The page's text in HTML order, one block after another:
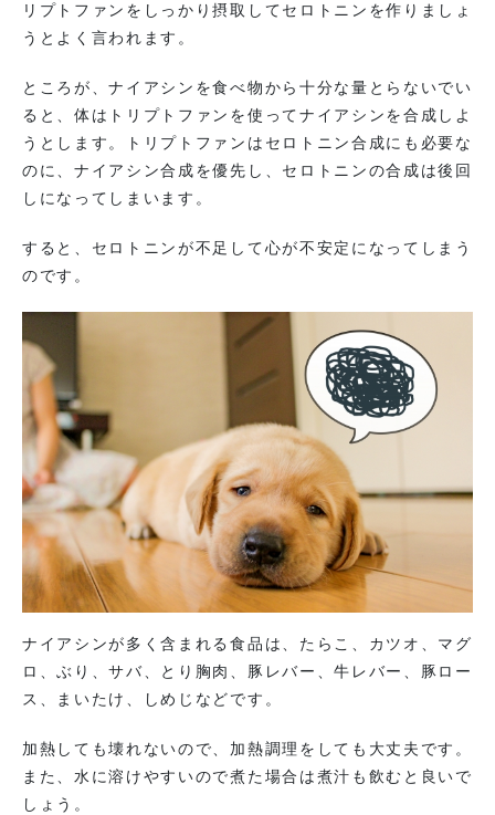
リプトファンをしっかり摂取してセロトニンを作りましょ
うとよく言われます。
ところが、ナイアシンを食べ物から十分な量とらないでい
ると、体はトリプトファンを使ってナイアシンを合成しよ
うとします。トリプトファンはセロトニン合成にも必要な
のに、ナイアシン合成を優先し、セロトニンの合成は後回
しになってしまいます。
すると、セロトニンが不足して心が不安定になってしまう
のです。
ナイアシンが多く含まれる食品は、たらこ、カツオ、マグ
ロ、ぶり、サバ、とり胸肉、豚レバー、牛レバー、豚ロー
ス、まいたけ、しめじなどです。
加熱しても壊れないので、加熱調理をしても大丈夫です。
また、水に溶けやすいので煮た場合は煮汁も飲むと良いで
しょう。